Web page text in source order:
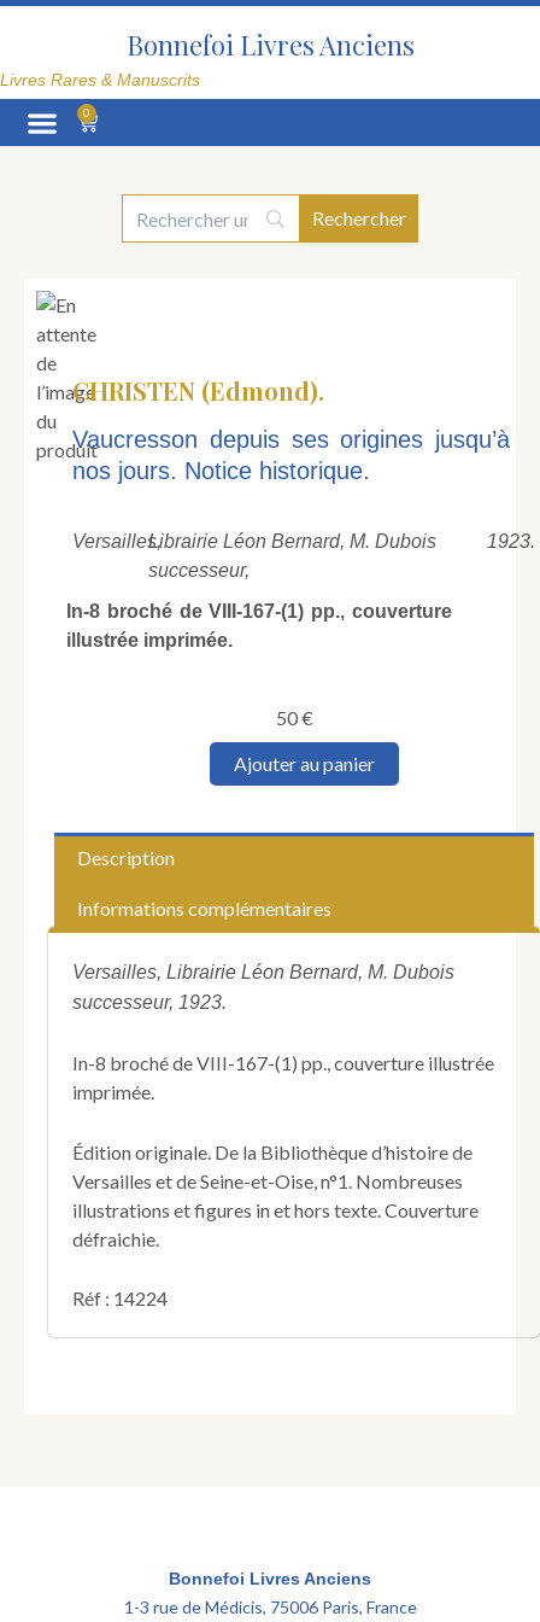
Aller
Bonnefoi Livres Anciens
Livres Rares & Manuscrits
0
Panier
CHRISTEN (Edmond).
Vaucresson depuis ses origines jusqu’à
nos jours. Notice historique.
Versailles,Librairie Léon Bernard, M. Dubois
successeur,
1923.
In-8 broché de VIII-167-(1) pp., couverture
illustrée imprimée.
50€
quantité
origines
nos
jours.
Ajouter au panier
Description
Informations complémentaires
Versailles, Librairie Léon Bernard, M. Dubois
successeur, 1923.
In-8 broché de VIII-167-(1) pp., couverture illustrée
imprimée.
Édition originale. De la Bibliothèque d’histoire de
Versailles et de Seine-et-Oise, n°1. Nombreuses
illustrations et figures in et hors texte. Couverture
défraichie.
Réf : 14224
Bonnefoi Livres Anciens
1-3 rue de Médicis, 75006 Paris, France